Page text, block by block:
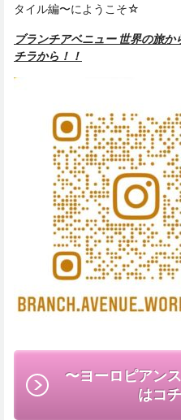
タイル編〜にようこそ☆
ブランチアベニュー 世界の旅
チラから！！
〜ヨーロピアン
はコ